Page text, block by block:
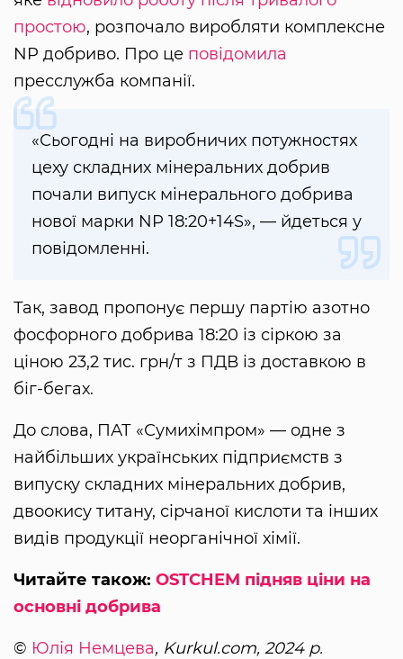
простою, розпочало виробляти комплексне
NP добриво. Про це повідомила
пресслужба компанії.
«Сьогодні на виробничих потужностях
цеху складних мінеральних добрив
почали випуск мінерального добрива
нової марки NP 18:20+14S», — йдеться у
повідомленні.
Так, завод пропонує першу партію азотно
фосфорного добрива 18:20 із сіркою за
ціною 23,2 тис. грн/т з ПДВ із доставкою в
біг-бегах.
До слова, ПАТ «Сумихімпром» — одне з
найбільших українських підприємств з
випуску складних мінеральних добрив,
двоокису титану, сірчаної кислоти та інших
видів продукції неорганічної хімії.
Читайте також: OSTCHEM підняв ціни на
основні добрива
© Юлія Немцева, Kurkul.com, 2024 р.